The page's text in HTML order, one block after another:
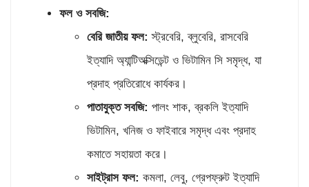
ফল ও সবজি:
বেরি জাতীয় ফল: স্ট্রবেরি, ব্লুবেরি, রাসবেরি
ইত্যাদি অ্যান্টিঅক্সিডেন্ট ও ভিটামিন সি সমৃদ্ধ, যা
প্রদাহ প্রতিরোধে কার্যকর।
পাতাযুক্ত সবজি: পালং শাক, ব্রকলি ইত্যাদি
ভিটামিন, খনিজ ও ফাইবারে সমৃদ্ধ এবং প্রদাহ
কমাতে সহায়তা করে।
সাইট্রাস ফল: কমলা, লেবু, গ্রেপফ্রুট ইত্যাদি